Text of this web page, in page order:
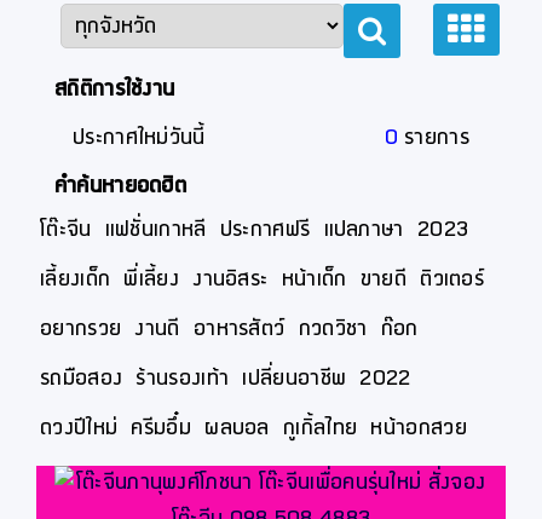
สถิติการใช้งาน
ประกาศใหม่วันนี้ 0 รายการ
คำค้นหายอดฮิต
โต๊ะจีน
แฟชั่นเกาหลี ประกาศฟรี แปลภาษา 2023
เลี้ยงเด็ก พี่เลี้ยง งานอิสระ หน้าเด็ก ขายดี ติวเตอร์
อยากรวย งานดี อาหารสัตว์ กวดวิชา ก๊อก
รถมือสอง ร้านรองเท้า เปลี่ยนอาชีพ 2022
ดวงปีใหม่ ครีมอึ๋ม ผลบอล กูเกิ้ลไทย หน้าอกสวย